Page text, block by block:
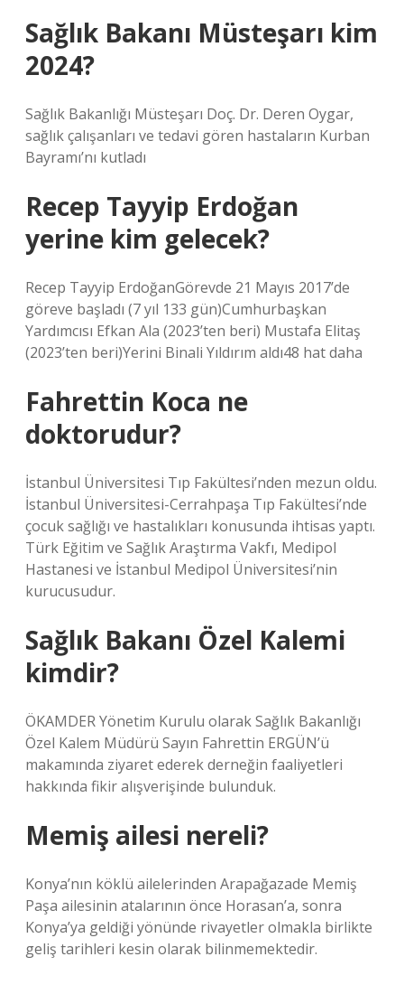
Sağlık Bakanı Müsteşarı kim
2024?
Sağlık Bakanlığı Müsteşarı Doç. Dr. Deren Oygar,
sağlık çalışanları ve tedavi gören hastaların Kurban
Bayramı’nı kutladı
Recep Tayyip Erdoğan
yerine kim gelecek?
Recep Tayyip ErdoğanGörevde 21 Mayıs 2017’de
göreve başladı (7 yıl 133 gün)Cumhurbaşkan
Yardımcısı Efkan Ala (2023’ten beri) Mustafa Elitaş
(2023’ten beri)Yerini Binali Yıldırım aldı48 hat daha
Fahrettin Koca ne
doktorudur?
İstanbul Üniversitesi Tıp Fakültesi’nden mezun oldu.
İstanbul Üniversitesi-Cerrahpaşa Tıp Fakültesi’nde
çocuk sağlığı ve hastalıkları konusunda ihtisas yaptı.
Türk Eğitim ve Sağlık Araştırma Vakfı, Medipol
Hastanesi ve İstanbul Medipol Üniversitesi’nin
kurucusudur.
Sağlık Bakanı Özel Kalemi
kimdir?
ÖKAMDER Yönetim Kurulu olarak Sağlık Bakanlığı
Özel Kalem Müdürü Sayın Fahrettin ERGÜN’ü
makamında ziyaret ederek derneğin faaliyetleri
hakkında fikir alışverişinde bulunduk.
Memiş ailesi nereli?
Konya’nın köklü ailelerinden Arapağazade Memiş
Paşa ailesinin atalarının önce Horasan’a, sonra
Konya’ya geldiği yönünde rivayetler olmakla birlikte
geliş tarihleri ​​kesin olarak bilinmemektedir.